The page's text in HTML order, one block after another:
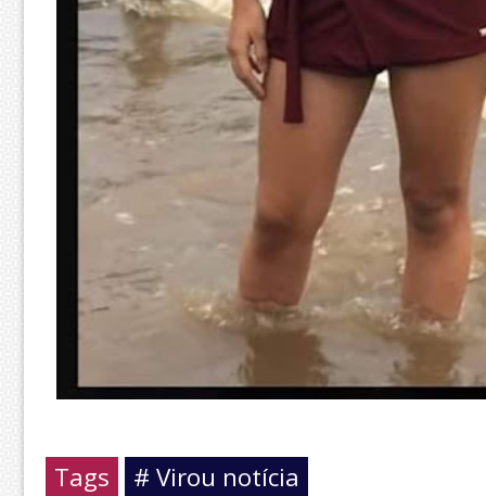
Tags # Virou notícia